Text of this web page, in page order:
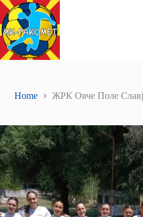
Skip
to
content
Home ЖРК Овче Поле